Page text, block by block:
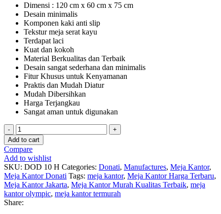
Dimensi : 120 cm x 60 cm x 75 cm
Desain minimalis
Komponen kaki anti slip
Tekstur meja serat kayu
Terdapat laci
Kuat dan kokoh
Material Berkualitas dan Terbaik
Desain sangat sederhana dan minimalis
Fitur Khusus untuk Kenyamanan
Praktis dan Mudah Diatur
Mudah Dibersihkan
Harga Terjangkau
Sangat aman untuk digunakan
Meja
Kantor
Donati
DOD
10
H
quantity
Add to cart
Compare
Add to wishlist
SKU: DOD 10 H Categories: Donati, Manufactures, Meja Kantor,
Meja Kantor Donati Tags: meja kantor, Meja Kantor Harga Terbaru,
Meja Kantor Jakarta, Meja Kantor Murah Kualitas Terbaik, meja
kantor olympic, meja kantor termurah
Share: